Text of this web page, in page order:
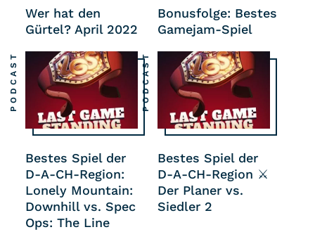
Wer hat den
Gürtel? April 2022
Bonusfolge: Bestes
Gamejam-Spiel
Bestes Spiel der
D-A-CH-Region:
Lonely Mountain:
Downhill vs. Spec
Ops: The Line
PODCAST
Bestes Spiel der
D-A-CH-Region ⚔
Der Planer vs.
Siedler 2
PODCAST